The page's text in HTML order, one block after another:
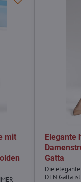
mit
Elegante
Gatta
Die
DEN Gatta